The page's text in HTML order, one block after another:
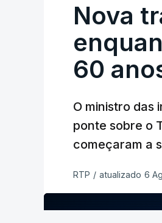
Nova
60
O ministro das
ponte sobre o
começaram a
RTP / atualizado 6